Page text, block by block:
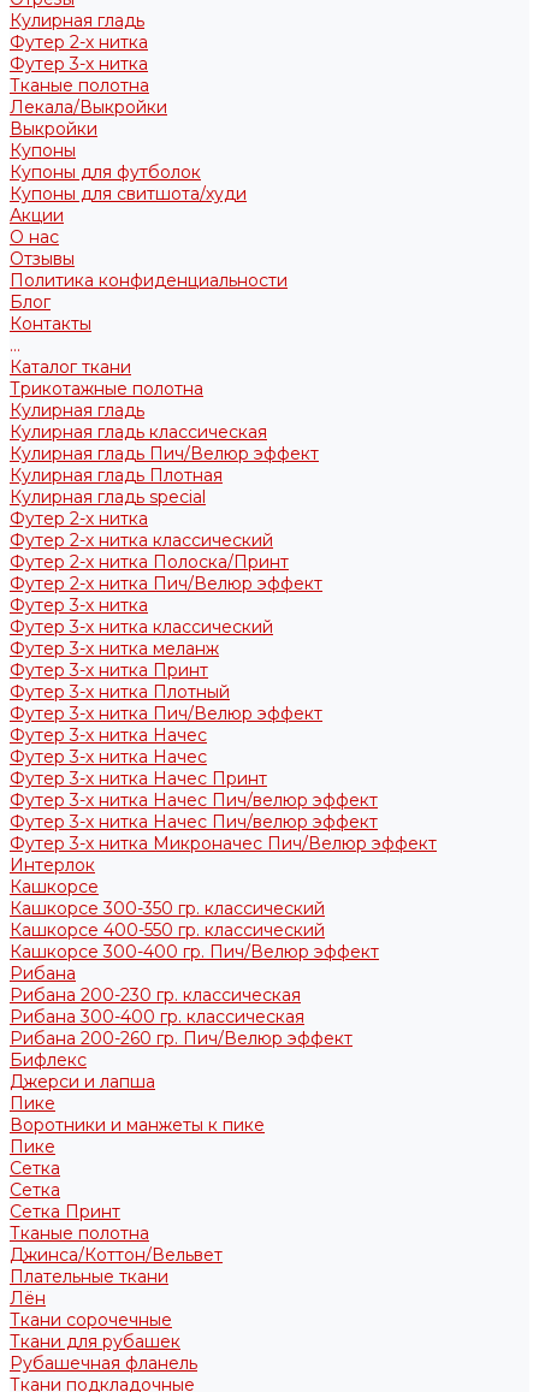
Кулирная гладь
Футер 2-х нитка
Футер 3-х нитка
Тканые полотна
Лекала/Выкройки
Выкройки
Купоны
Купоны для футболок
Купоны для свитшота/худи
Акции
О нас
Отзывы
Политика конфиденциальности
Блог
Контакты
...
Каталог ткани
Трикотажные полотна
Кулирная гладь
Кулирная гладь классическая
Кулирная гладь Пич/Велюр эффект
Кулирная гладь Плотная
Кулирная гладь special
Футер 2-х нитка
Футер 2-х нитка классический
Футер 2-х нитка Полоска/Принт
Футер 2-х нитка Пич/Велюр эффект
Футер 3-х нитка
Футер 3-х нитка классический
Футер 3-х нитка меланж
Футер 3-х нитка Принт
Футер 3-х нитка Плотный
Футер 3-х нитка Пич/Велюр эффект
Футер 3-х нитка Начес
Футер 3-х нитка Начес
Футер 3-х нитка Начес Принт
Футер 3-х нитка Начес Пич/велюр эффект
Футер 3-х нитка Начес Пич/велюр эффект
Футер 3-х нитка Микроначес Пич/Велюр эффект
Интерлок
Кашкорсе
Кашкорсе 300-350 гр. классический
Кашкорсе 400-550 гр. классический
Кашкорсе 300-400 гр. Пич/Велюр эффект
Рибана
Рибана 200-230 гр. классическая
Рибана 300-400 гр. классическая
Рибана 200-260 гр. Пич/Велюр эффект
Бифлекс
Джерси и лапша
Пике
Воротники и манжеты к пике
Пике
Сетка
Сетка
Сетка Принт
Тканые полотна
Джинса/Коттон/Вельвет
Плательные ткани
Лён
Ткани сорочечные
Ткани для рубашек
Рубашечная фланель
Ткани подкладочные